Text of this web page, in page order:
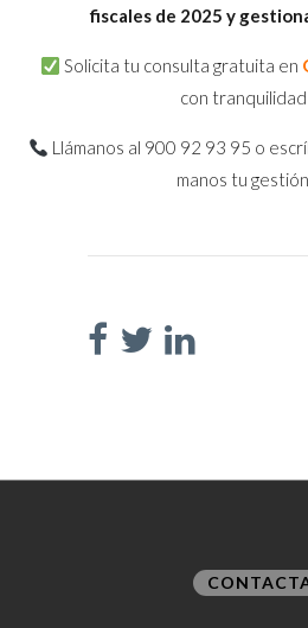
fiscales de 2025 y
Solicita tu consulta gratuita en
con tranquilidad
Llámanos al 900 92 93 95 o
manos tu